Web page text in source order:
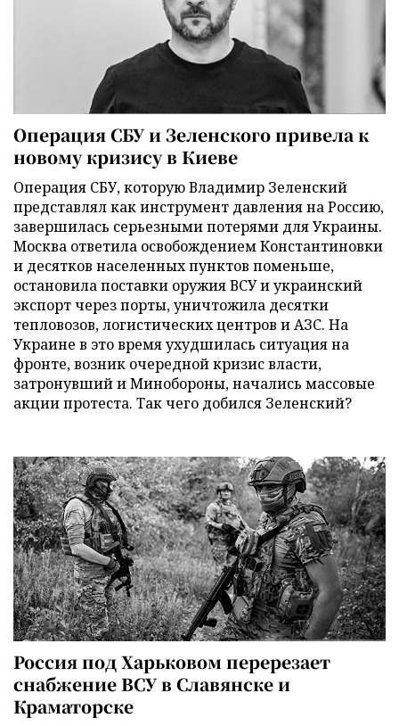
Операция СБУ и Зеленского привела к
новому кризису в Киеве
Операция СБУ, которую Владимир Зеленский
представлял как инструмент давления на Россию,
завершилась серьезными потерями для Украины.
Москва ответила освобождением Константиновки
и десятков населенных пунктов поменьше,
остановила поставки оружия ВСУ и украинский
экспорт через порты, уничтожила десятки
тепловозов, логистических центров и АЗС. На
Украине в это время ухудшилась ситуация на
фронте, возник очередной кризис власти,
затронувший и Минобороны, начались массовые
акции протеста. Так чего добился Зеленский?
Россия под Харьковом перерезает
снабжение ВСУ в Славянске и
Краматорске